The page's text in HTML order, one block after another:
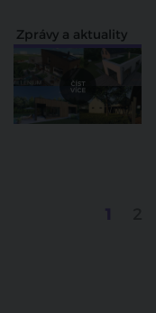
Zprávy a aktuality